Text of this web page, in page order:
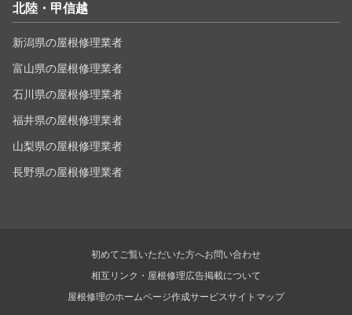
北陸・甲信越
新潟県の屋根修理業者
富山県の屋根修理業者
石川県の屋根修理業者
福井県の屋根修理業者
山梨県の屋根修理業者
長野県の屋根修理業者
初めてご覧いただいた方へお問い合わせ
相互リンク・屋根修理広告掲載について
屋根修理のホームページ作成サービスサイトマップ